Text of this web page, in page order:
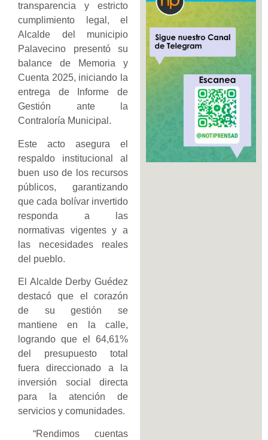
transparencia y estricto
cumplimiento legal, el
Alcalde del municipio
Palavecino presentó su
balance de Memoria y
Cuenta 2025, iniciando la
entrega de Informe de
Gestión ante la
Contraloría Municipal.
Este acto asegura el
respaldo institucional al
buen uso de los recursos
públicos, garantizando
que cada bolívar invertido
responda a las
normativas vigentes y a
las necesidades reales
del pueblo.
El Alcalde Derby Guédez
destacó que el corazón
de su gestión se
mantiene en la calle,
logrando que el 64,61%
del presupuesto total
fuera direccionado a la
inversión social directa
para la atención de
servicios y comunidades.
“Rendimos cuentas